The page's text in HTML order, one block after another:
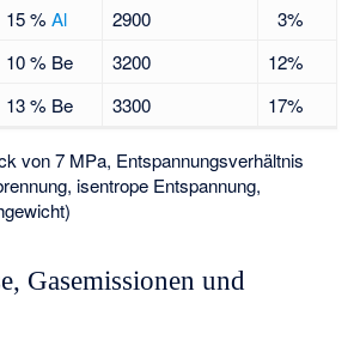
15 % Al 2900
3%
10 % Be 3200
12%
13 % Be 3300 17%
von 7 MPa, Entspannungsverhältnis
isentrope Entspannung,
Gasemissionen und